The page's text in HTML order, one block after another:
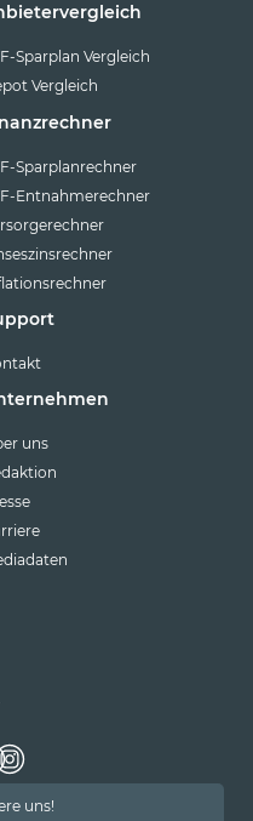
Sparplan Vergleich
Vergleich
Sparplanrechner
Entnahmerechner
uns
uns!